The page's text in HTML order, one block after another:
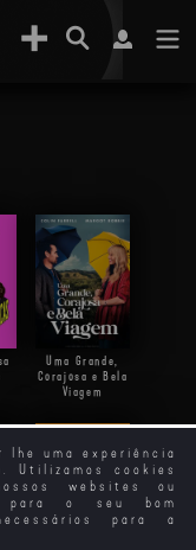
lhe uma experiência
Utilizamos cookies
websites ou
para o seu bom
para a
Uma Grande,
Corajosa e Bela
Viagem